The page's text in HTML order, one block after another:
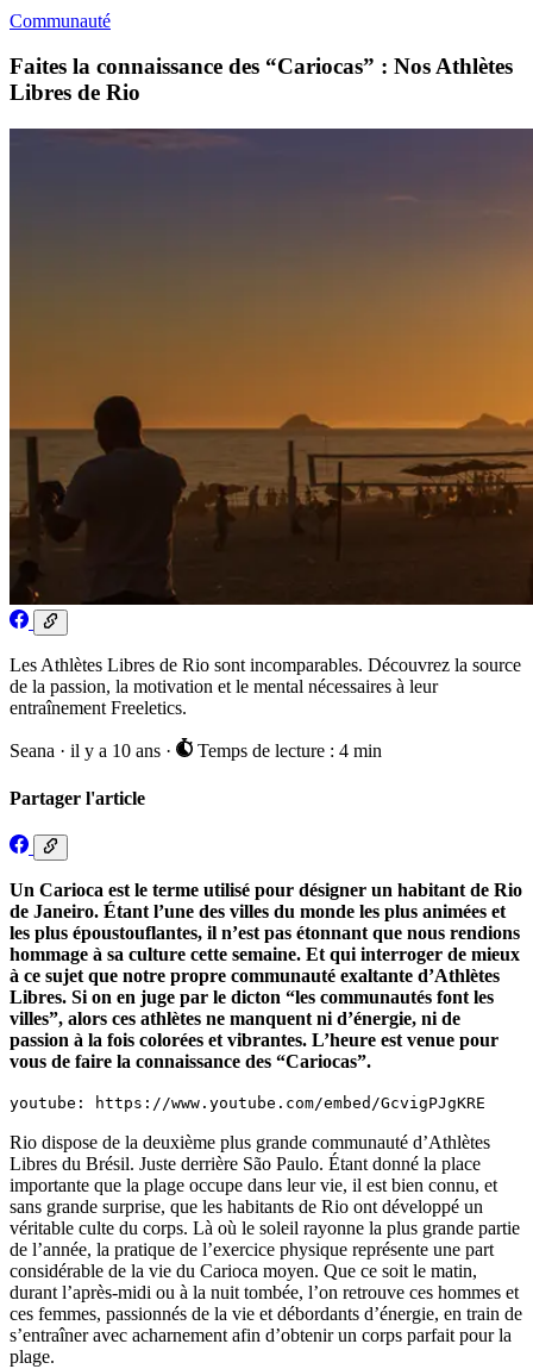
Communauté
Faites la connaissance des “Cariocas” : Nos Athlètes
Libres de Rio
Les Athlètes Libres de Rio sont incomparables. Découvrez la source
de la passion, la motivation et le mental nécessaires à leur
entraînement Freeletics.
Seana · il y a 10 ans · Temps de lecture : 4 min
Partager l'article
Un Carioca est le terme utilisé pour désigner un habitant de Rio
de Janeiro. Étant l’une des villes du monde les plus animées et
les plus époustouflantes, il n’est pas étonnant que nous rendions
hommage à sa culture cette semaine. Et qui interroger de mieux
à ce sujet que notre propre communauté exaltante d’Athlètes
Libres. Si on en juge par le dicton “les communautés font les
villes”, alors ces athlètes ne manquent ni d’énergie, ni de
passion à la fois colorées et vibrantes. L’heure est venue pour
vous de faire la connaissance des “Cariocas”.
youtube: https://www.youtube.com/embed/GcvigPJgKRE
Rio dispose de la deuxième plus grande communauté d’Athlètes
Libres du Brésil. Juste derrière São Paulo. Étant donné la place
importante que la plage occupe dans leur vie, il est bien connu, et
sans grande surprise, que les habitants de Rio ont développé un
véritable culte du corps. Là où le soleil rayonne la plus grande partie
de l’année, la pratique de l’exercice physique représente une part
considérable de la vie du Carioca moyen. Que ce soit le matin,
durant l’après-midi ou à la nuit tombée, l’on retrouve ces hommes et
ces femmes, passionnés de la vie et débordants d’énergie, en train de
s’entraîner avec acharnement afin d’obtenir un corps parfait pour la
plage.